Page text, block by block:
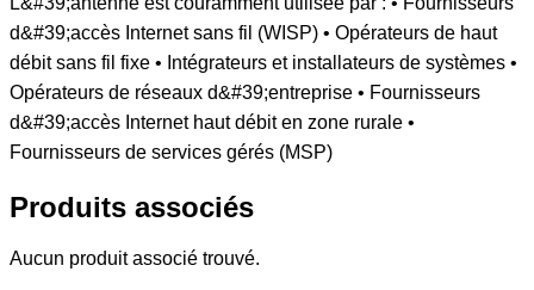
Produits associés
Aucun produit associé trouvé.